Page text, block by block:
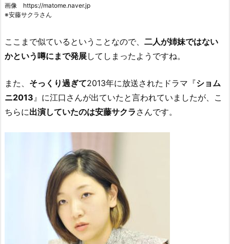
画像 https://matome.naver.jp
※安藤サクラさん
ここまで似ているということなので、 二人が姉妹ではない
かという噂にまで発展してしまったようですね。
また、 そっくり過ぎて2013年に放送されたドラマ『ショム
ニ2013』に江口さんが出ていたと言われていましたが、こ
ちらに出演していたのは安藤サクラ さんです。